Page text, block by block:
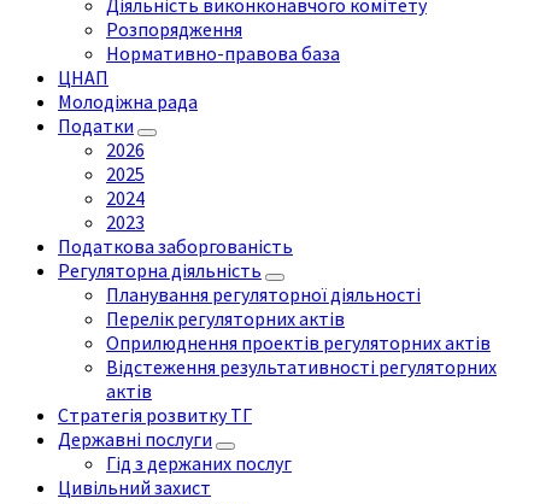
Діяльність виконконавчого комітету
Розпорядження
Нормативно-правова база
ЦНАП
Молодіжна рада
Податки
2026
2025
2024
2023
Податкова заборгованість
Регуляторна діяльність
Планування регуляторної діяльності
Перелік регуляторних актів
Оприлюднення проектів регуляторних актів
Відстеження результативності регуляторних
актів
Стратегія розвитку ТГ
Державні послуги
Гід з держаних послуг
Цивільний захист